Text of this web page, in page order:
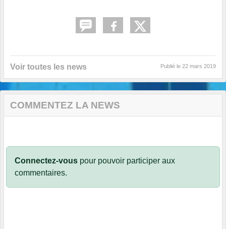
Voir toutes les news Publié le 22 mars 2019
COMMENTEZ LA NEWS
Connectez-vous pour pouvoir participer aux
commentaires.